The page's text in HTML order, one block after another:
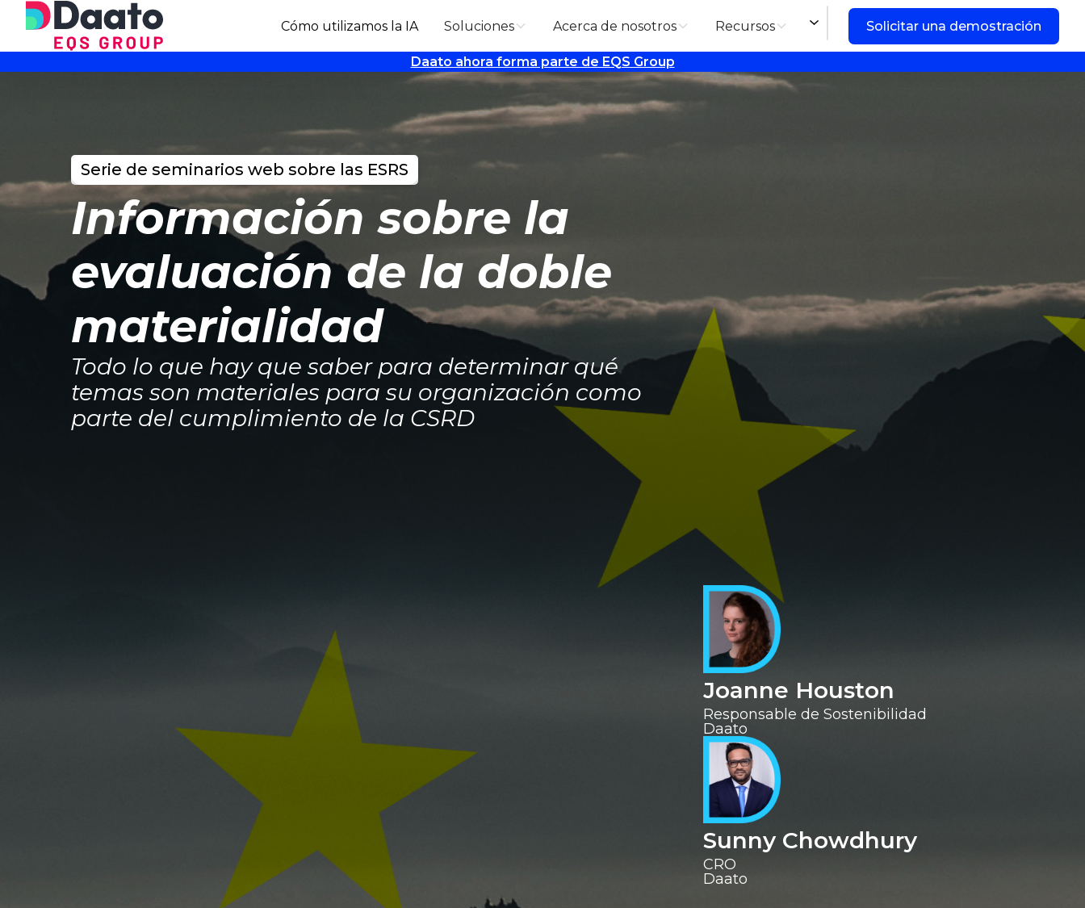
Cómo utilizamos la IA Soluciones Acerca de nosotros Recursos Solicitar una demostración
Daato ahora forma parte de EQS Group
Serie de seminarios web sobre las ESRS
Información sobre la
evaluación de la doble
materialidad
Todo lo que hay que saber para determinar qué
temas son materiales para su organización como
parte del cumplimiento de la CSRD
Joanne Houston
Responsable de Sostenibilidad
Daato
Sunny Chowdhury
CRO
‍Daato